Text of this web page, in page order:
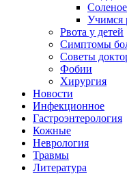
Учимся
Рвота у детей
Симптомы
Советы
Фобии
Хирургия
Новости
Инфекционное
Гастроэнтерология
Кожные
Неврология
Травмы
Литература